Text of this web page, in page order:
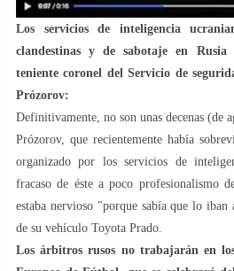
Los servicios de inteligencia
clandestinas y de sabotaje en
teniente coronel del Servicio de
Prózorov:
Definitivamente, no son unas decenas (de
Prózorov, que recientemente había
organizado por los servicios de
fracaso de éste a poco profesionalismo
estaba nervioso "porque sabía que lo
de su vehículo Toyota Prado.
Los árbitros rusos no trabajarán en